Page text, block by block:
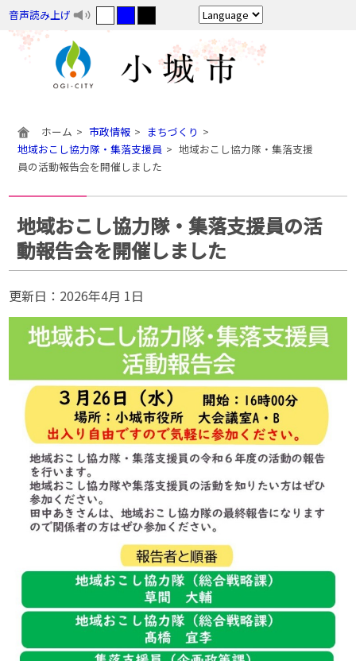
音声読み上げ
ホーム 市政情報
まちづくり
地域おこし協力隊・集落支援員
地域おこし協力隊・集落支援
員の活動報告会を開催しました
地域おこし協力隊・集落支援員の活
動報告会を開催しました
更新日： 2026年4月 1日